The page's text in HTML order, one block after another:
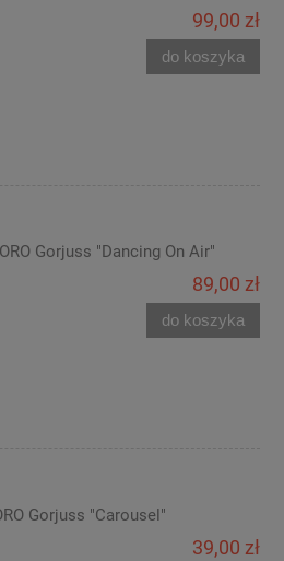
99,00 zł
do koszyka
Gorjuss "Dancing On Air"
89,00 zł
do koszyka
Gorjuss "Carousel"
39,00 zł